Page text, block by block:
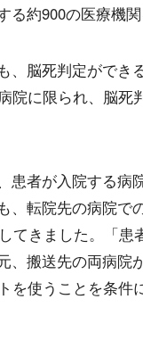
約900の医療機関
、脳死判定ができ
院に限られ、脳死
患者が入院する病
、転院先の病院で
てきました。「患
、搬送先の両病院
を使うことを条件